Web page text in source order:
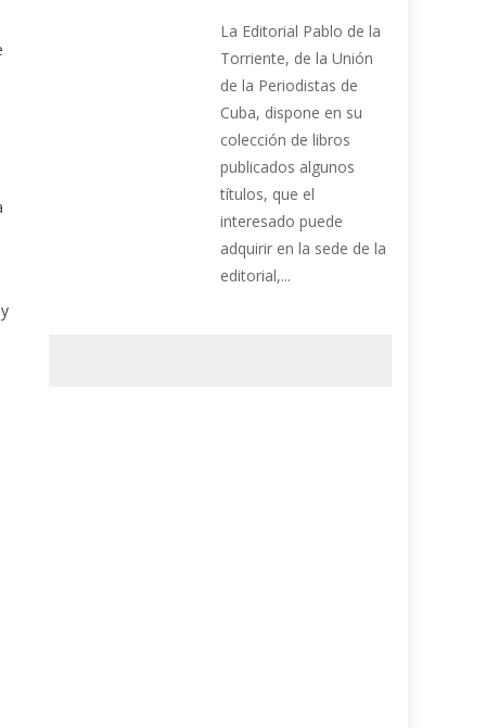
La Editorial Pablo de la
Torriente, de la Unión
de la Periodistas de
Cuba, dispone en su
colección de libros
publicados algunos
títulos, que el
interesado puede
adquirir en la sede de la
editorial,...